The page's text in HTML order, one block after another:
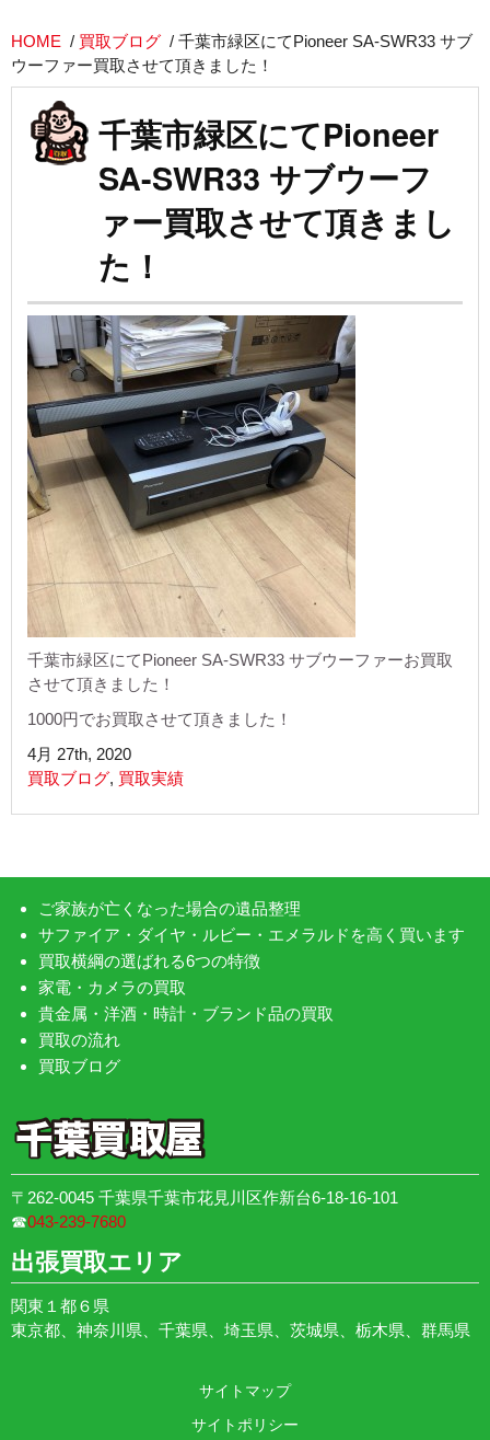
HOME / 買取ブログ / 千葉市緑区にてPioneer SA-SWR33 サブ
ウーファー買取させて頂きました！
千葉市緑区にてPioneer
SA-SWR33 サブウーフ
ァー買取させて頂きまし
た！
千葉市緑区にてPioneer SA-SWR33 サブウーファーお買取
させて頂きました！
1000円でお買取させて頂きました！
4月 27th, 2020
買取ブログ, 買取実績
ご家族が亡くなった場合の遺品整理
サファイア・ダイヤ・ルビー・エメラルドを高く買います
買取横綱の選ばれる6つの特徴
家電・カメラの買取
貴金属・洋酒・時計・ブランド品の買取
買取の流れ
買取ブログ
〒262-0045 千葉県千葉市花見川区作新台6-18-16-101
☎︎043-239-7680
出張買取エリア
関東１都６県
東京都、神奈川県、千葉県、埼玉県、茨城県、栃木県、群馬県
サイトマップ
サイトポリシー